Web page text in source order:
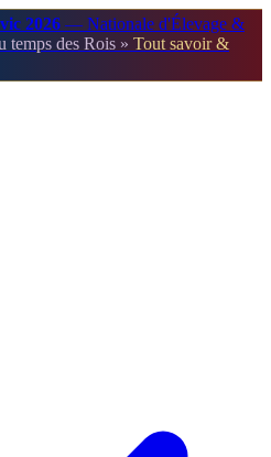
2026 — Nationale d'Élevage &
temps des Rois » Tout savoir &